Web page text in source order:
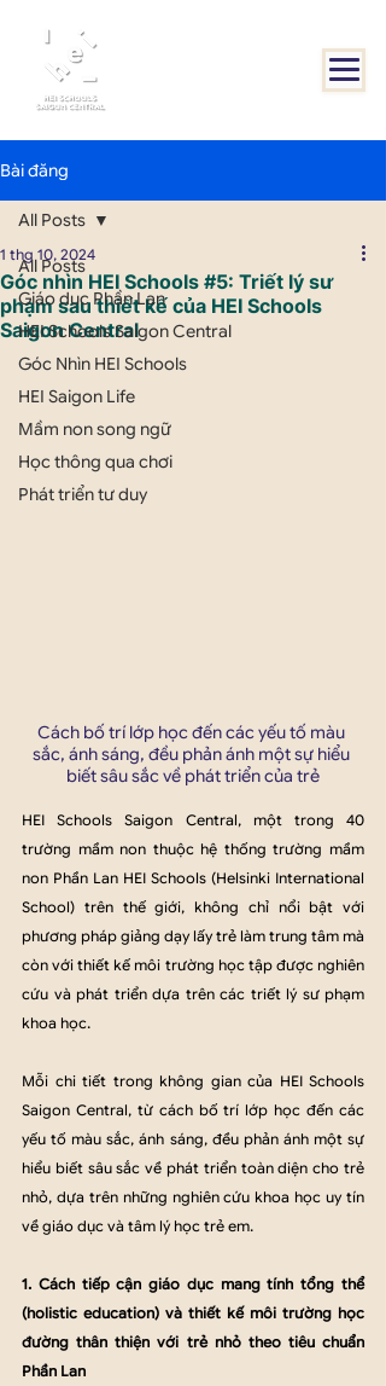
Bài đăng
All Posts
Giáo dục Phần Lan
HEI Schools Saigon Central
Góc Nhìn HEI Schools
HEI Saigon Life
Mầm non song ngữ
Học thông qua chơi
Phát triển tư duy
All Posts
Góc nhìn HEI Schools #5: Triết lý sư
phạm sau thiết kế của HEI Schools
Saigon Central
1 thg 10, 2024
Cách bố trí lớp học đến các yếu tố màu
sắc, ánh sáng, đều phản ánh một sự hiểu
biết sâu sắc về phát triển của trẻ
HEI Schools Saigon Central, một trong 40
trường mầm non thuộc hệ thống trường mầm
non Phần Lan HEI Schools (Helsinki International
School) trên thế giới, không chỉ nổi bật với
phương pháp giảng dạy lấy trẻ làm trung tâm mà
còn với thiết kế môi trường học tập được nghiên
cứu và phát triển dựa trên các triết lý sư phạm
khoa học.
Mỗi chi tiết trong không gian của HEI Schools
Saigon Central, từ cách bố trí lớp học đến các
yếu tố màu sắc, ánh sáng, đều phản ánh một sự
hiểu biết sâu sắc về phát triển toàn diện cho trẻ
nhỏ, dựa trên những nghiên cứu khoa học uy tín
về giáo dục và tâm lý học trẻ em.
1. Cách tiếp cận giáo dục mang tính tổng thể
(holistic education) và thiết kế môi trường học
đường thân thiện với trẻ nhỏ theo tiêu chuẩn
Phần Lan